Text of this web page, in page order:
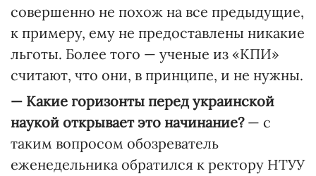
совершенно не похож на все предыдущие,
к примеру, ему не предоставлены никакие
льготы. Более того — ученые из «КПИ»
считают, что они, в принципе, и не нужны.
— Какие горизонты перед украинской
наукой открывает это начинание?— с
таким вопросом обозреватель
еженедельника обратился к ректору НТУУ